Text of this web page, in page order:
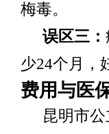
梅毒。
误区三：
少24个月，
费用与医
昆明市